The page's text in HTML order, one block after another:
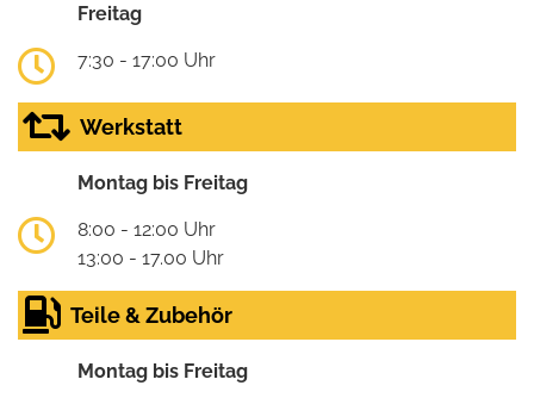
Freitag
7:30 - 17:00 Uhr
Werkstatt
Montag bis Freitag
8:00 - 12:00 Uhr
13:00 - 17.00 Uhr
Teile & Zubehör
Montag bis Freitag